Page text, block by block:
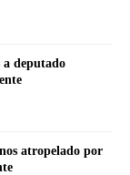
a deputado
atropelado por